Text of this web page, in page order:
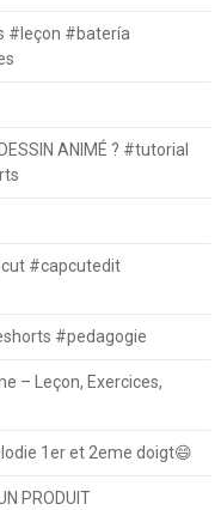
#leçon #batería
ANIMÉ ? #tutorial
#capcutedit
#pedagogie
– Leçon, Exercices,
1er et 2eme doigt😄
PRODUIT